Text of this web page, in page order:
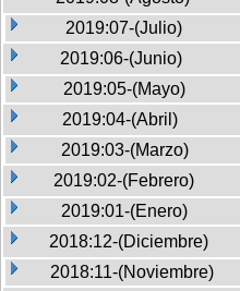
2019:07-(Julio)
2019:06-(Junio)
2019:05-(Mayo)
2019:04-(Abril)
2019:03-(Marzo)
2019:02-(Febrero)
2019:01-(Enero)
2018:12-(Diciembre)
2018:11-(Noviembre)